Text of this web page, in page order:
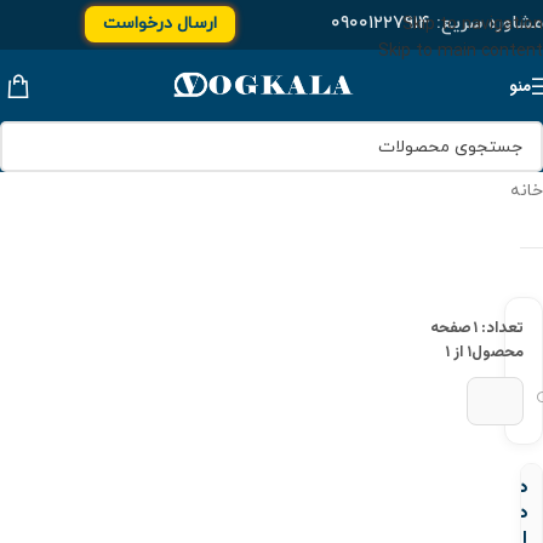
Skip to navigation
Skip to main content
مشاوره سریع:۰۹۰۰۱۲۲۷۹۱۴ ارسال درخواست
منو
خانه
تعداد: ۱
محصول
صفحه
۱ از ۱
درپوش
دنده